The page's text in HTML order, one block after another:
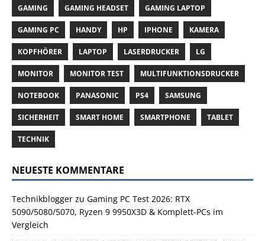
GAMING GAMING HEADSET GAMING LAPTOP
GAMING PC HANDY HP IPHONE KAMERA
KOPFHÖRER LAPTOP LASERDRUCKER LG
MONITOR MONITOR TEST MULTIFUNKTIONSDRUCKER
NOTEBOOK PANASONIC PS4 SAMSUNG
SICHERHEIT SMART HOME SMARTPHONE TABLET
TECHNIK
NEUESTE KOMMENTARE
Technikblogger zu Gaming PC Test 2026: RTX
5090/5080/5070, Ryzen 9 9950X3D & Komplett-PCs im
Vergleich